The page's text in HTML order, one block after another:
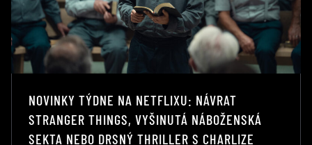
NOVINKY TÝDNE NA NETFLIXU: NÁVRAT
STRANGER THINGS, VYŠINUTÁ NÁBOŽENSKÁ
SEKTA NEBO DRSNÝ THRILLER S CHARLIZE